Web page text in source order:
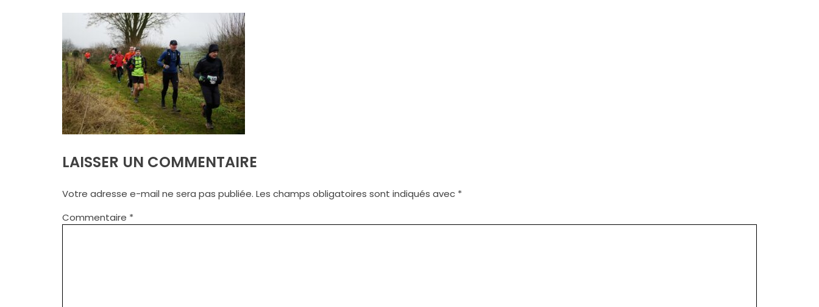
LAISSER UN COMMENTAIRE
Votre adresse e-mail ne sera pas publiée. Les champs obligatoires sont indiqués avec *
Commentaire *